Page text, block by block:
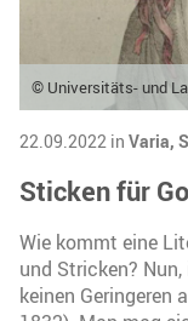
© Universitäts- und
22.09.2022 in Varia,
Sticken für
Wie kommt eine
und Stricken?
keinen Geringeren